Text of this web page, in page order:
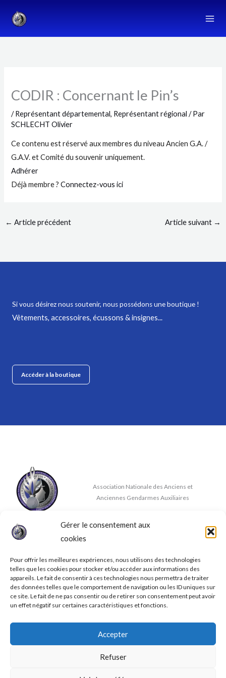
Gérer le consentement aux
cookies
Pour offrir les meilleures expériences, nous utilisons des technologies
telles que les cookies pour stocker et/ou accéder aux informations des
appareils. Le fait de consentir à ces technologies nous permettra de traiter
des données telles que le comportement de navigation ou les ID uniques sur
ce site. Le fait de ne pas consentir ou de retirer son consentement peut avoir
un effet négatif sur certaines caractéristiques et fonctions.
Accepter
Refuser
CODIR : Concernant le Pin’s
/Représentant départemental, Représentant régional / Par
SCHLECHT Olivier
Ce contenu est réservé aux membres du niveau Ancien G.A. /
G.A.V. et Comité du souvenir uniquement.
Adhérer
Déjà membre ?Connectez-vous ici
← Article précédent Article suivant →
Si vous désirez nous soutenir, nous possédons une boutique !
Vêtements, accessoires, écussons & insignes...
Accéder à la boutique
Association Nationale des Anciens et
Anciennes Gendarmes Auxiliaires
Nous contacter
11 rue de la Doux, 86140 DOUSSAY
© 2026 A.N.A.A.G.A.
Mentions légales
Conditions générales de ventes
Politique de cookies (UE)